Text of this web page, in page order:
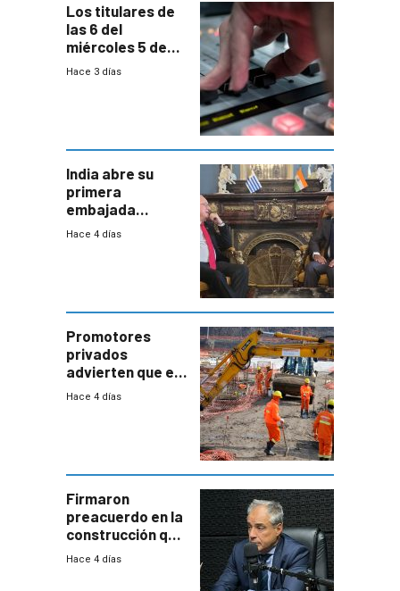
Los titulares de
las 6 del
miércoles 5 de
agosto de 2026
Hace 3 días
India abre su
primera
embajada
residente en
enorme
potencial
Hace 4 días
Promotores
privados
advierten que el
nuevo convenio
a revisar
proyectos
Hace 4 días
Firmaron
preacuerdo en la
construcción que
comprende
Hace 4 días